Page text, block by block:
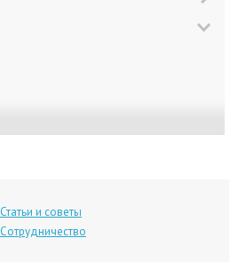
Статьи и советы
Сотрудничество